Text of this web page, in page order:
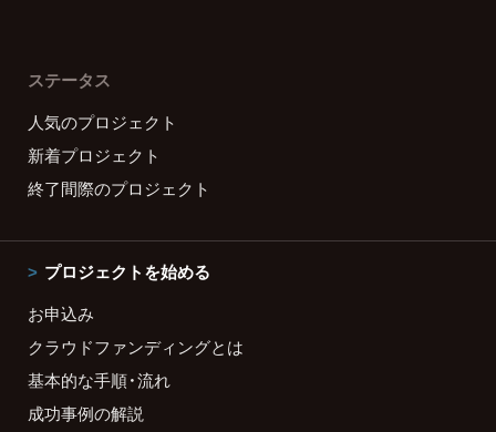
ステータス
人気のプロジェクト
新着プロジェクト
終了間際のプロジェクト
プロジェクトを始める
お申込み
クラウドファンディングとは
基本的な手順・流れ
成功事例の解説